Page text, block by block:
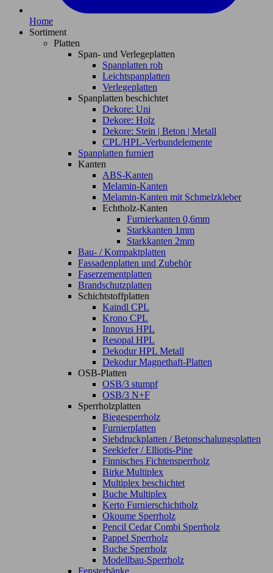
Home
Sortiment
Platten
Span- und Verlegeplatten
Spanplatten roh
Leichtspanplatten
Verlegeplatten
Spanplatten beschichtet
Dekore: Uni
Dekore: Holz
Dekore: Stein | Beton | Metall
CPL/HPL-Verbundelemente
Spanplatten furniert
Kanten
ABS-Kanten
Melamin-Kanten
Melamin-Kanten mit Schmelzkleber
Echtholz-Kanten
Furnierkanten 0,6mm
Starkkanten 1mm
Starkkanten 2mm
Bau- / Kompaktplatten
Fassadenplatten und Zubehör
Faserzementplatten
Brandschutzplatten
Schichtstoffplatten
Kaindl CPL
Krono CPL
Innovus HPL
Resopal HPL
Dekodur HPL Metall
Dekodur Magnethaft-Platten
OSB-Platten
OSB/3 stumpf
OSB/3 N+F
Sperrholzplatten
Biegesperrholz
Furnierplatten
Siebdruckplatten / Betonschalungsplatten
Seekiefer / Elliotis-Pine
Finnisches Fichtensperrholz
Birke Multiplex
Multiplex beschichtet
Buche Multiplex
Kerto Furnierschichtholz
Okoume Sperrholz
Pencil Cedar Combi Sperrholz
Pappel Sperrholz
Buche Sperrholz
Modellbau-Sperrholz